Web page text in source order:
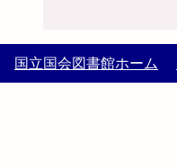
国立国会図書館ホーム